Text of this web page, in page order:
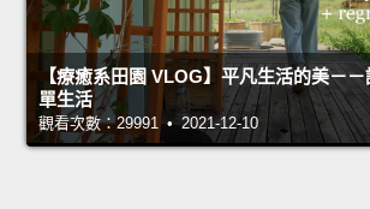
【療癒系田園 VLOG】平凡生活的美－
單生活
觀看次數：29991 • 2021-12-10